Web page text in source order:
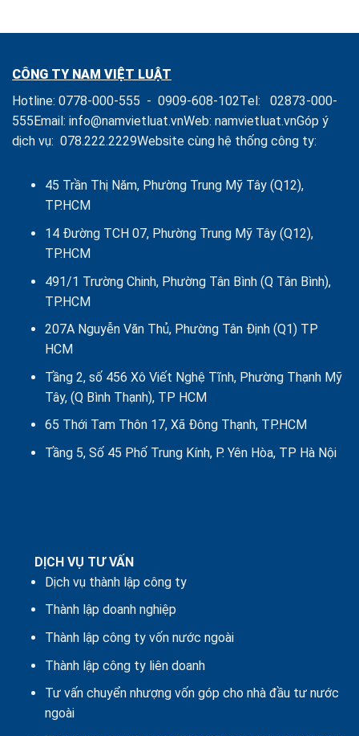
quyền
Thành
viên,
Cổ
đông
là
CÔNG TY NAM VIỆT LUẬT
Hotline: 0778-000-555 - 0909-608-102Tel: 02873-000-
555 Email: info@namvietluat.vnWeb: namvietluat.vnGóp ý
dịch vụ: 078.222.2229Website cùng hệ thống công ty:
45 Trần Thị Năm, Phường Trung Mỹ Tây (Q12),
TP.HCM
14 Đường TCH 07, Phường Trung Mỹ Tây (Q12),
TP.HCM
491/1 Trường Chinh, Phường Tân Bình (Q Tân Bình),
TP.HCM
207A Nguyễn Văn Thủ, Phường Tân Định (Q1) TP
HCM
Tầng 2, số 456 Xô Viết Nghệ Tĩnh, Phường Thạnh Mỹ
Tây, (Q Bình Thạnh), TP HCM
65 Thới Tam Thôn 17, Xã Đông Thạnh, TP.HCM
Tầng 5, Số 45 Phố Trung Kính, P. Yên Hòa, TP Hà Nội
DỊCH VỤ TƯ VẤN
Dịch vụ thành lập công ty
Thành lập doanh nghiệp
Thành lập công ty vốn nước ngoài
Thành lập công ty liên doanh
Tư vấn chuyển nhượng vốn góp cho nhà đầu tư nước
ngoài